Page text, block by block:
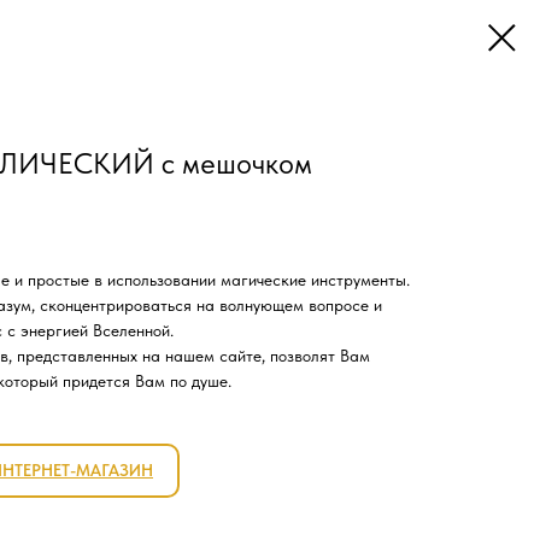
с мешочком
и простые в использовании магические инструменты.
сконцентрироваться на волнующем вопросе и
энергией Вселенной.
представленных на нашем сайте, позволят Вам
придется Вам по душе.
МАГАЗИН